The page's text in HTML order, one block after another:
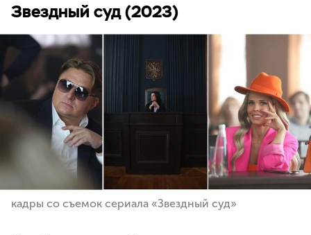
Звездный суд (2023)
кадры со съемок сериала «Звездный суд»